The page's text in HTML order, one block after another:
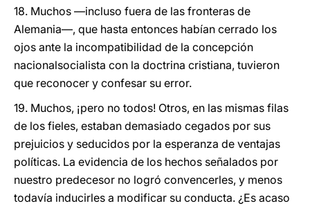
18. Muchos —incluso fuera de las fronteras de
Alemania—, que hasta entonces habían cerrado los
ojos ante la incompatibilidad de la concepción
nacionalsocialista con la doctrina cristiana, tuvieron
que reconocer y confesar su error.
19. Muchos, ¡pero no todos! Otros, en las mismas filas
de los fieles, estaban demasiado cegados por sus
prejuicios y seducidos por la esperanza de ventajas
políticas. La evidencia de los hechos señalados por
nuestro predecesor no logró convencerles, y menos
todavía inducirles a modificar su conducta. ¿Es acaso